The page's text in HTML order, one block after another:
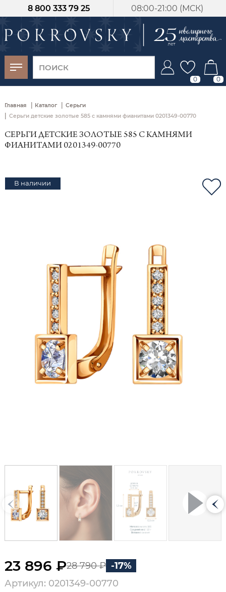
08:00-21:00 (МСК)
8 800 333 79 25
0 0
Главная | Каталог | Серьги
| Серьги детские золотые 585 с камнями фианитами 0201349-00770
СЕРЬГИ ДЕТСКИЕ ЗОЛОТЫЕ 585 С КАМНЯМИ
ФИАНИТАМИ 0201349-00770
В наличии
23 896 ₽28 790 ₽ -17%
Артикул: 0201349-00770
-30%
от 15 дней с
момента оплаты